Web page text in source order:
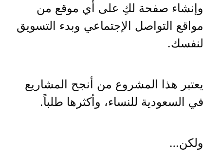
وإنشاء صفحة لكِ على أي موقع من
مواقع التواصل الإجتماعي وبدء التسويق
لنفسك.
يعتبر هذا المشروع من أنجح المشاريع
في السعودية للنساء، وأكثرها طلباً.
ولكن…